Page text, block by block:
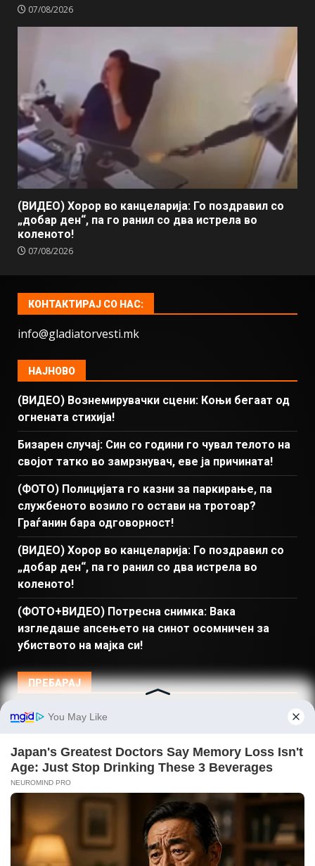
07/08/2026
(ВИДЕО) Хорор во канцеларија: Го поздравил со
„добар ден“, па го ранил со два истрела во
коленото!
07/08/2026
КОНТАКТИРАЈ СО НАС:
info@gladiatorvesti.mk
НАЈНОВО
(ВИДЕО) Вознемирувачки сцени: Коњи бегаат од
огнената стихија!
Бизарен случај: Син со години го чувал телото на
својот татко во замрзнувач, еве ја причината!
(ФОТО) Полицијата го казни за паркирање, па
службеното возило го остави на тротоар?
Граѓанин бара одговорност!
(ВИДЕО) Хорор во канцеларија: Го поздравил со
„добар ден“, па го ранил со два истрела во
коленото!
(ФОТО+ВИДЕО) Потресна снимка: Вака
изгледаше апсењето на синот осомничен за
убиството на мајка си!
ПРЕБАРАЈ
Македонија Балкан и Свет Спорт
Магазин
© Copyright 2026 Gladiator - Powered by dbT18|